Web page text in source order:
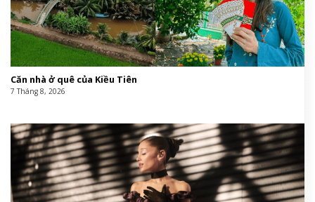
Căn nhà ở quê của Kiều Tiên
7 Tháng 8, 2026